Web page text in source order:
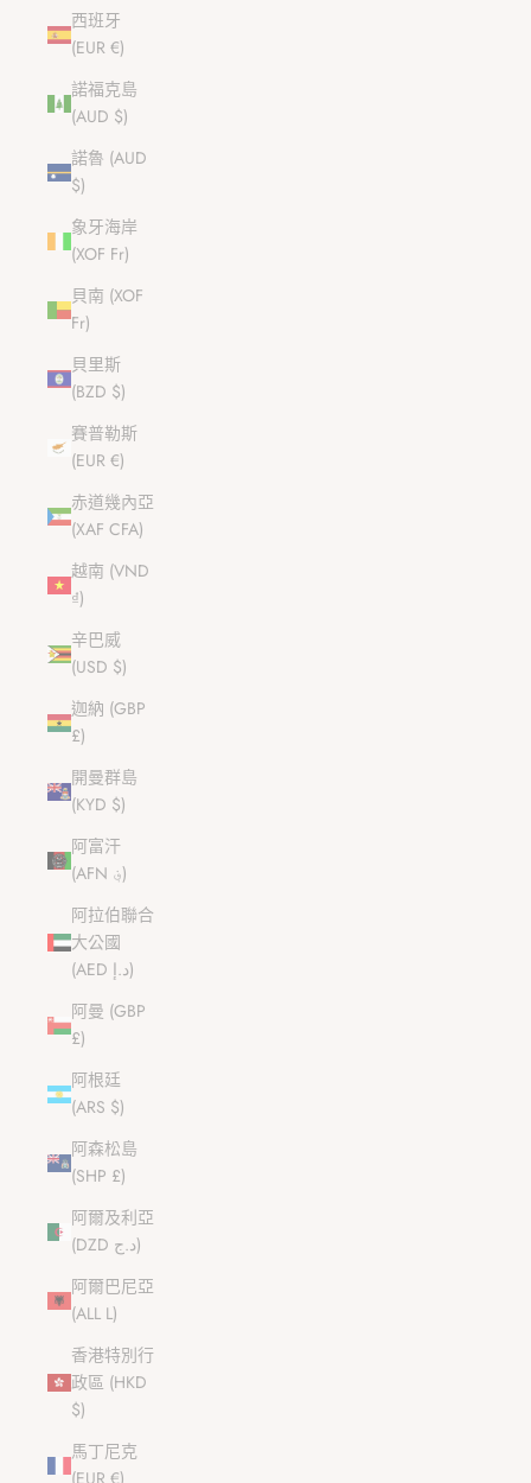
西班牙
(EUR €)
諾福克島
(AUD $)
諾魯 (AUD
$)
象牙海岸
(XOF Fr)
貝南 (XOF
Fr)
貝里斯
(BZD $)
賽普勒斯
(EUR €)
赤道幾內亞
(XAF CFA)
越南 (VND
₫)
辛巴威
(USD $)
迦納 (GBP
£)
開曼群島
(KYD $)
阿富汗
(AFN ؋)
阿拉伯聯合
大公國
(AED د.إ)
阿曼 (GBP
£)
阿根廷
(ARS $)
阿森松島
(SHP £)
阿爾及利亞
(DZD د.ج)
阿爾巴尼亞
(ALL L)
香港特別行
政區 (HKD
$)
馬丁尼克
(EUR €)